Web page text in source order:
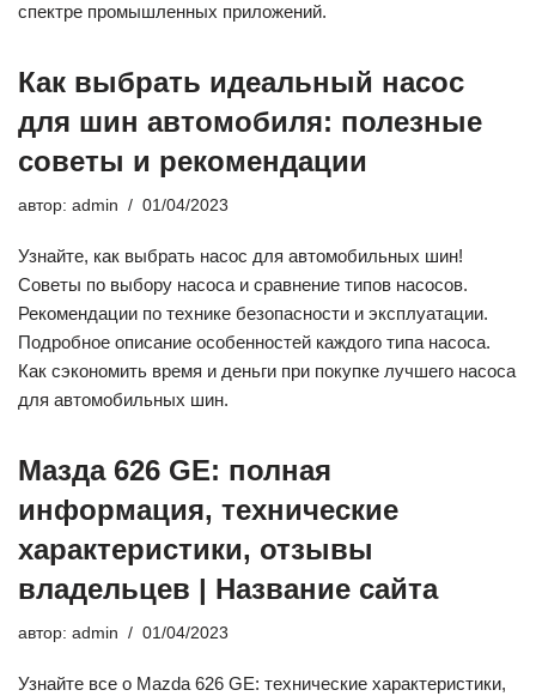
спектре промышленных приложений.
Как выбрать идеальный насос
для шин автомобиля: полезные
советы и рекомендации
автор: admin 01/04/2023
Узнайте, как выбрать насос для автомобильных шин!
Советы по выбору насоса и сравнение типов насосов.
Рекомендации по технике безопасности и эксплуатации.
Подробное описание особенностей каждого типа насоса.
Как сэкономить время и деньги при покупке лучшего насоса
для автомобильных шин.
Мазда 626 GE: полная
информация, технические
характеристики, отзывы
владельцев | Название сайта
автор: admin 01/04/2023
Узнайте все о Mazda 626 GE: технические характеристики,